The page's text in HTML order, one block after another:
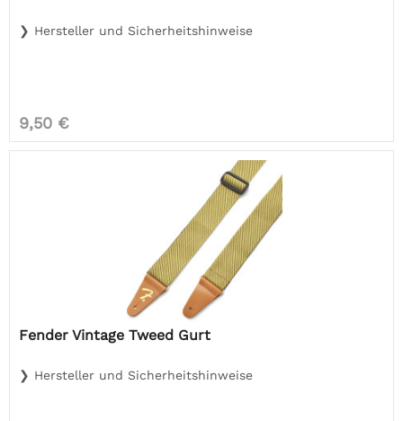
❯ Hersteller und Sicherheitshinweise
9,50 €
Fender Vintage Tweed Gurt
❯ Hersteller und Sicherheitshinweise